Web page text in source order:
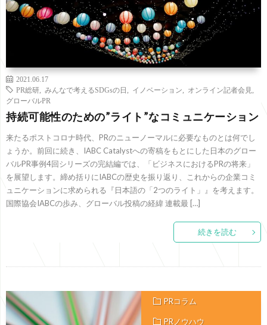
2021.06.17
PR総研
みんなで考えるSDGsの日 イノベーション オンライン記者会見
グローバルPR
持続可能性のための”ライト”なコミュニケーション
来たるポストコロナ時代、PRのニューノーマルに必要なものとは何でし
ょうか。前回に続き、IABC Catalystへの寄稿をもとにした日本のグロー
バルPR事例4回シリーズの完結編では、「ビジネスにおけるPRの将来」
を展望します。締め括りにIABCの歴史を振り返り、これからの企業コミ
ュニケーションに求められる『日本語の「2つのライト」』を考えます。
国際協会IABCの歩み、グローバル投稿の経緯 連載最 […]
続きを読む
PRコラム
PRノウハウ